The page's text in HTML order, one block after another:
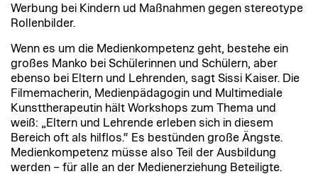
Werbung bei Kindern ud Maßnahmen gegen stereotype
Rollenbilder.
Wenn es um die Medienkompetenz geht, bestehe ein
großes Manko bei Schülerinnen und Schülern, aber
ebenso bei Eltern und Lehrenden, sagt Sissi Kaiser. Die
Filmemacherin, Medienpädagogin und Multimediale
Kunsttherapeutin hält Workshops zum Thema und
weiß: „Eltern und Lehrende erleben sich in diesem
Bereich oft als hilflos.“ Es bestünden große Ängste.
Medienkompetenz müsse also Teil der Ausbildung
werden – für alle an der Medienerziehung Beteiligte.